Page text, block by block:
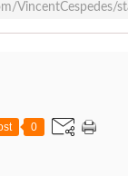
VincentCespedes/
0